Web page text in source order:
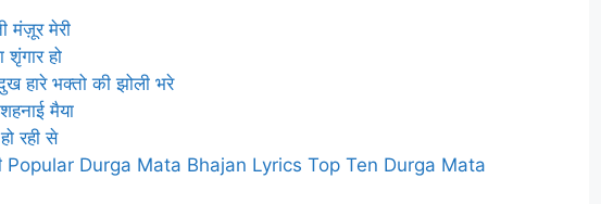
मंज़ूर मेरी
हो
हारे भक्तो की झोली भरे
मैया
रही से
Popular Durga Mata Bhajan Lyrics Top Ten Durga Mata